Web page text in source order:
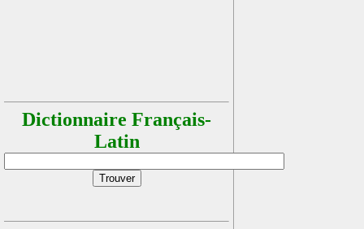
Dictionnaire Français-
Latin